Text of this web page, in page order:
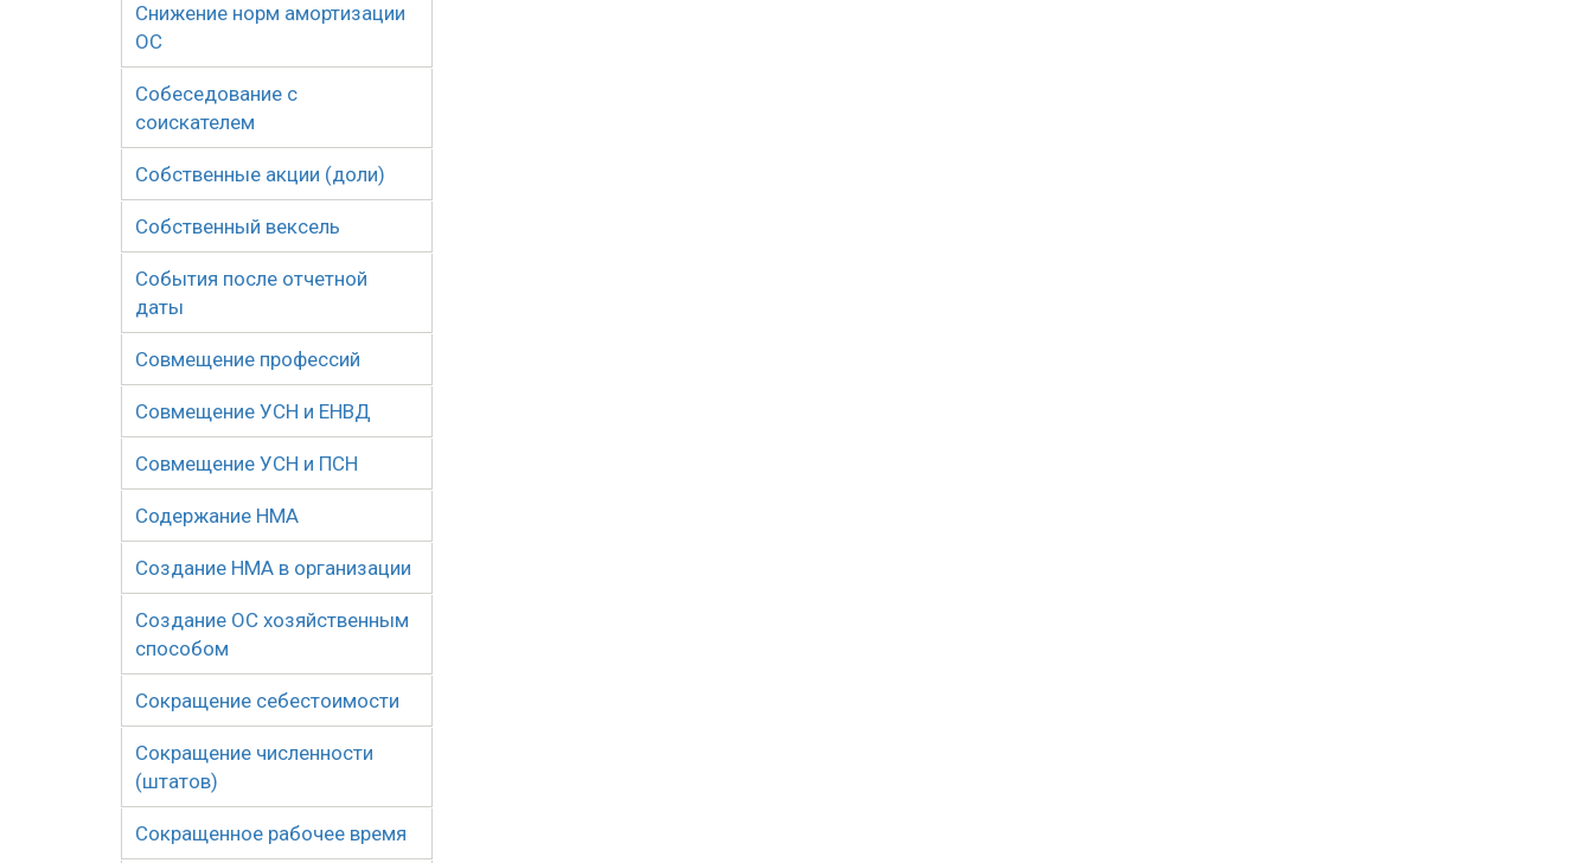
Снижение норм амортизации
ОС
Собеседование с
соискателем
Собственные акции (доли)
Собственный вексель
События после отчетной
даты
Совмещение профессий
Совмещение УСН и ЕНВД
Совмещение УСН и ПСН
Содержание НМА
Создание НМА в организации
Создание ОС хозяйственным
способом
Сокращение себестоимости
Сокращение численности
(штатов)
Сокращенное рабочее время